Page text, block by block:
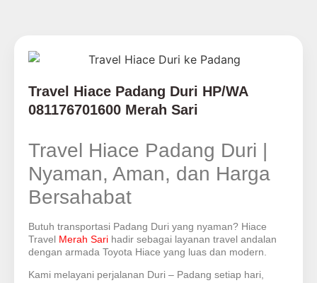
Travel Hiace Padang Duri HP/WA
081176701600 Merah Sari
Travel Hiace Padang Duri |
Nyaman, Aman, dan Harga
Bersahabat
Butuh transportasi Padang Duri yang nyaman? Hiace
Travel Merah Sari hadir sebagai layanan travel andalan
dengan armada Toyota Hiace yang luas dan modern.
Kami melayani perjalanan Duri – Padang setiap hari,